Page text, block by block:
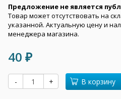
Предложение не является
Товар может отсутствовать на
указанной. Актуальную цену и
менеджера магазина.
40 ₽
- + В корзину